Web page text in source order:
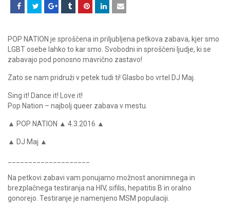
POP NATION je sproščena in priljubljena petkova zabava, kjer smo
LGBT osebe lahko to kar smo. Svobodni in sproščeni ljudje, ki se
zabavajo pod ponosno mavrično zastavo!
Zato se nam pridruži v petek tudi ti! Glasbo bo vrtel DJ Maj.
Sing it! Dance it! Love it!
Pop Nation – najbolj queer zabava v mestu.
▲ POP NATION ▲ 4.3.2016 ▲
▲ DJ Maj ▲
Na petkovi zabavi vam ponujamo možnost anonimnega in
brezplačnega testiranja na HIV, sifilis, hepatitis B in oralno
gonorejo. Testiranje je namenjeno MSM populaciji.